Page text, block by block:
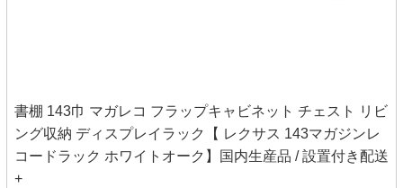
書棚 143巾 マガレコ フラップキャビネット チェスト リビ
ング収納 ディスプレイラック【 レクサス 143マガジンレ
コードラック ホワイトオーク】国内生産品 / 設置付き配送
+